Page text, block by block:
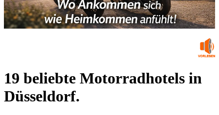
19 beliebte Motorradhotels in
Düsseldorf.